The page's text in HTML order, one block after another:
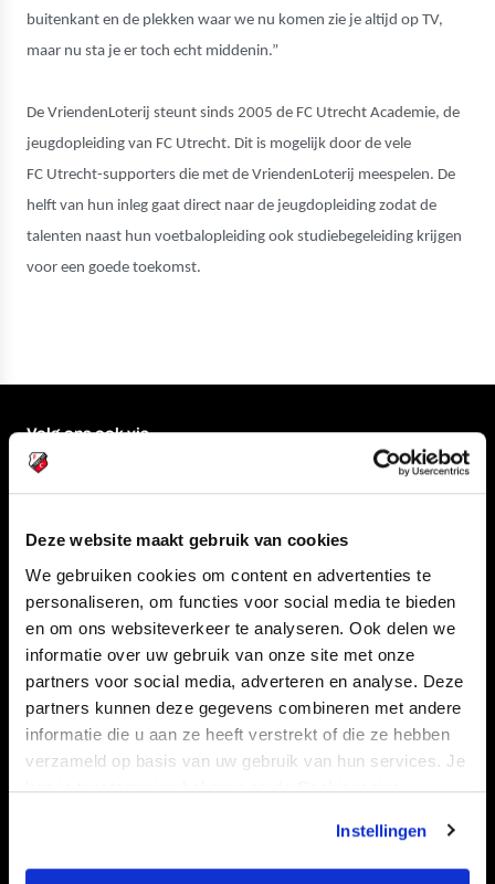
Deze website maakt gebruik van cookies
We gebruiken cookies om content en advertenties te
personaliseren, om functies voor social media te bieden
en om ons websiteverkeer te analyseren. Ook delen we
informatie over uw gebruik van onze site met onze
partners voor social media, adverteren en analyse. Deze
partners kunnen deze gegevens combineren met andere
informatie die u aan ze heeft verstrekt of die ze hebben
verzameld op basis van uw gebruik van hun services. Je
kan je toestemming beheren op de Cookiepagina.
Instellingen
buitenkant en de plekken waar we nu komen zie je altijd op TV,
maar nu sta je er toch echt middenin.”
De VriendenLoterij steunt sinds 2005 de FC Utrecht Academie, de
jeugdopleiding van FC Utrecht. Dit is mogelijk door de vele
FC Utrecht-supporters die met de VriendenLoterij meespelen. De
helft van hun inleg gaat direct naar de jeugdopleiding zodat de
talenten naast hun voetbalopleiding ook studiebegeleiding krijgen
voor een goede toekomst.
Volg ons ook via
Navigeer naar
CLUB
TEAMS
STADION
SUPPORTERS
FOUNDATION
KAARTVERKOOP
BUSINESS
VEELGESTELDE VRAGEN